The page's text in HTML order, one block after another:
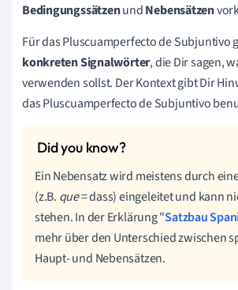
BedingungssätzenundNebensätzen
Für das Pluscuamperfecto de Subjuntivo
konkreten Signalwörter, die Dir sagen,
verwenden sollst. Der Kontext gibt Dir
das Pluscuamperfecto de Subjuntivo
Ein Nebensatz wird meistens durch
(z.B. que= dass) eingeleitet und kann
stehen. In der Erklärung "Satzbau
mehr über den Unterschied zwischen
Haupt- und Nebensätzen.